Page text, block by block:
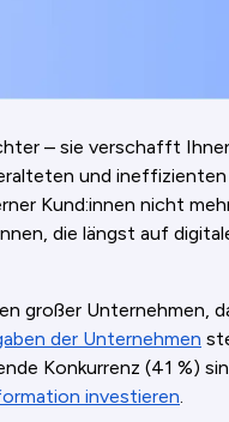
– sie verschafft
und ineffizienten
Kund:innen nicht
die längst auf
großer Unternehmen,
der Unternehmen
Konkurrenz (41 %)
investieren.